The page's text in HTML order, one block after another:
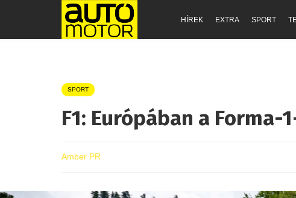
HÍREK EXTRA SPORT
SPORT
F1: Európában a Forma-
Amber PR